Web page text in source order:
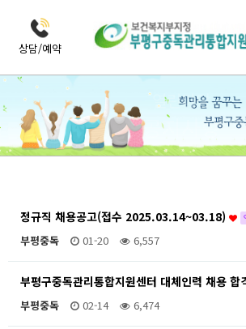
상담/예약
열린마당
공지사항
정규직 채용공고(접수 2025.03.14~03.18)
부평중독 01-20 6,557
부평구중독관리통합지원센터 대체인력 채용 합
부평중독 02-14 6,474